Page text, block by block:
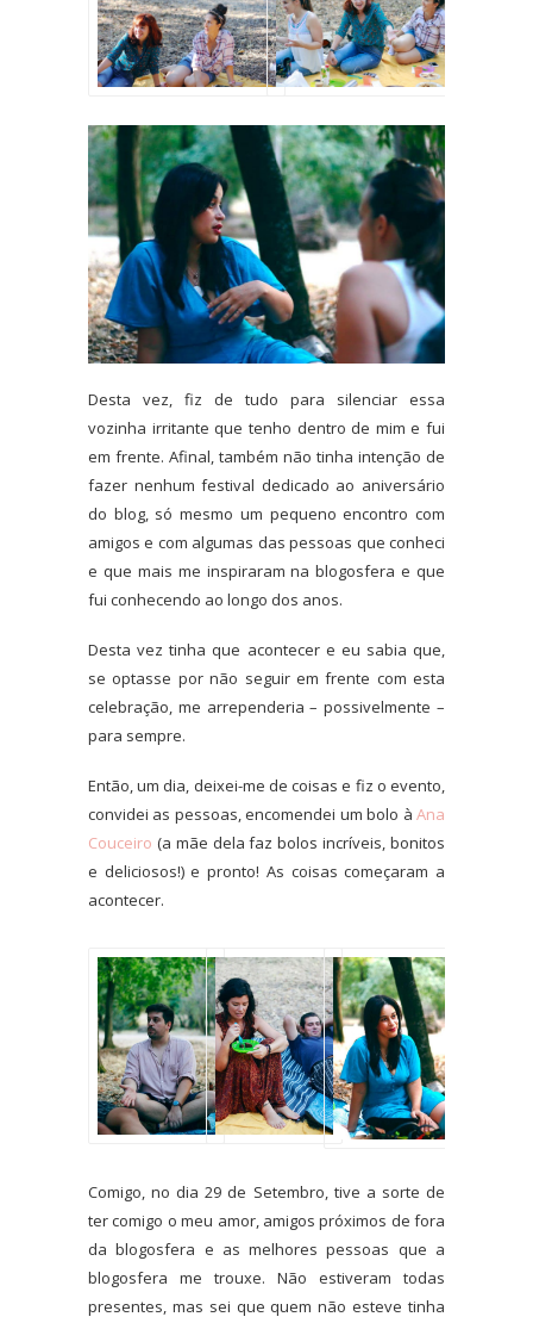
Desta vez, fiz de tudo para silenciar essa
vozinha irritante que tenho dentro de mim e fui
em frente. Afinal, também não tinha intenção de
fazer nenhum festival dedicado ao aniversário
do blog, só mesmo um pequeno encontro com
amigos e com algumas das pessoas que conheci
e que mais me inspiraram na blogosfera e que
fui conhecendo ao longo dos anos.
Desta vez tinha que acontecer e eu sabia que,
se optasse por não seguir em frente com esta
celebração, me arrependeria – possivelmente –
para sempre.
Então, um dia, deixei-me de coisas e fiz o evento,
convidei as pessoas, encomendei um bolo à Ana
Couceiro (a mãe dela faz bolos incríveis, bonitos
e deliciosos!) e pronto! As coisas começaram a
acontecer.
Comigo, no dia 29 de Setembro, tive a sorte de
ter comigo o meu amor, amigos próximos de fora
da blogosfera e as melhores pessoas que a
blogosfera me trouxe. Não estiveram todas
presentes, mas sei que quem não esteve tinha